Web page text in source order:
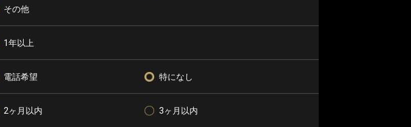
その他
1年以上
電話希望 特になし
2ヶ月以内
3ヶ月以内